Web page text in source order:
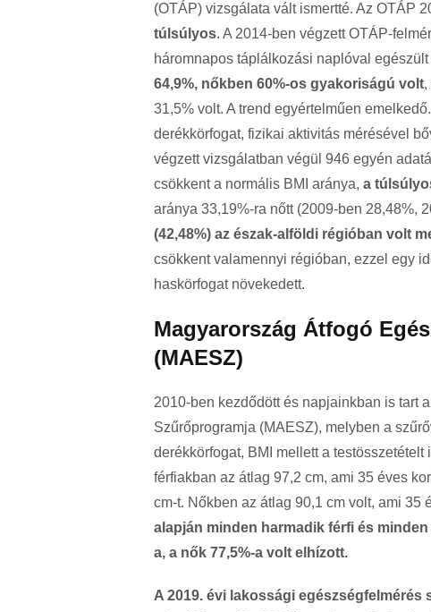
(OTÁP) vizsgálata vált ismertté. Az OTÁP
túlsúlyos. A 2014-ben végzett OTÁP-
háromnapos táplálkozási naplóval
64,9%, nőkben 60%-os gyakoriságú volt,
31,5% volt. A trend egyértelműen
derékkörfogat, fizikai aktivitás mérésével
végzett vizsgálatban végül 946 egyén
csökkent a normális BMI aránya, a
aránya 33,19%-ra nőtt (2009-ben 28,48%,
(42,48%) az észak-alföldi régióban volt
csökkent valamennyi régióban, ezzel egy
haskörfogat növekedett.
Magyarország Átfogó
(MAESZ)
2010-ben kezdődött és napjainkban is tart
Szűrőprogramja (MAESZ), melyben a
derékkörfogat, BMI mellett a
férfiakban az átlag 97,2 cm, ami 35 éves
cm-t. Nőkben az átlag 90,1 cm volt, ami 35
alapján minden harmadik férfi és
a, a nők 77,5%-a volt elhízott.
A 2019. évi lakossági egészségfelmérés